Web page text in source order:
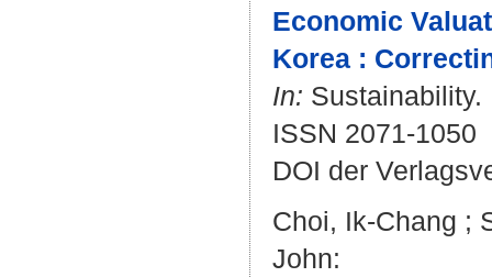
Economic
Korea :
In: Sustainability.
ISSN 2071-1050
DOI der
Choi, Ik-Chang ;
John: